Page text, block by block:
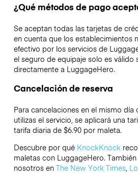
¿Qué métodos de pago
Se aceptan todas las tarjetas de
en cuenta que los establecimientos
efectivo por los servicios de
el seguro de equipaje solo es válido
directamente a LuggageHero.
Cancelación de reserva
Para cancelaciones en el mismo día
utilizas el servicio, se aplicará una
tarifa diaria de $6.90 por maleta.
Descubre por qué KnockKnock
maletas con LuggageHero.
nosotros en The New York Times,